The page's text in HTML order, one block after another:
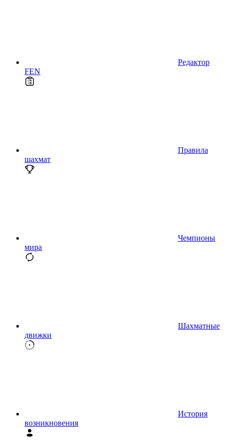
Редактор
FEN
Правила
шахмат
Чемпионы
мира
Шахматные
движки
История
возникновения